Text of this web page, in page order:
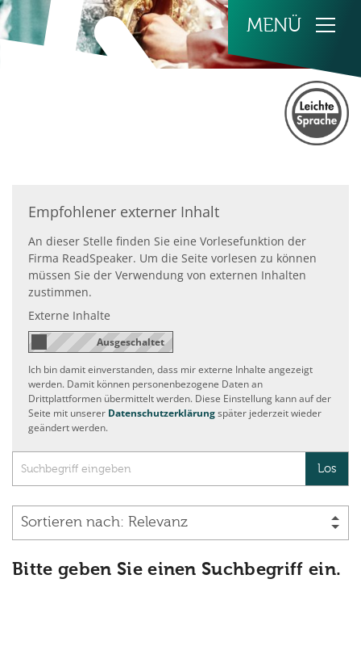
Zum Inhalt springen
Empfohlener externer Inhalt
An dieser Stelle finden Sie eine Vorlesefunktion der
Firma ReadSpeaker. Um die Seite vorlesen zu können
müssen Sie der Verwendung von externen Inhalten
zustimmen.
Externe Inhalte
Ich bin damit einverstanden, dass mir externe Inhalte angezeigt
werden. Damit können personenbezogene Daten an
Drittplattformen übermittelt werden. Diese Einstellung kann auf der
Seite mit unserer Datenschutzerklärungspäter jederzeit wieder
geändert werden.
Los
Bitte geben Sie einen Suchbegriff ein.